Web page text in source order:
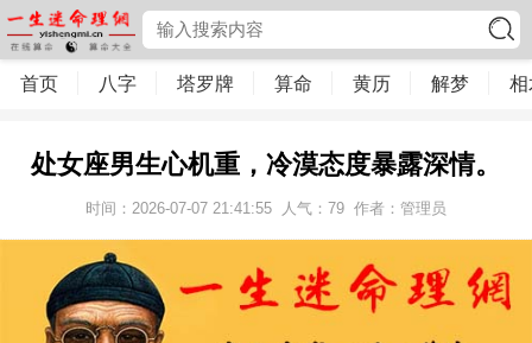
首页 八字 塔罗牌 算命 黄历 解梦 相
处女座男生心机重，冷漠态度暴露深情。
时间：2026-07-07 21:41:55 人气： 79 作者：管理员